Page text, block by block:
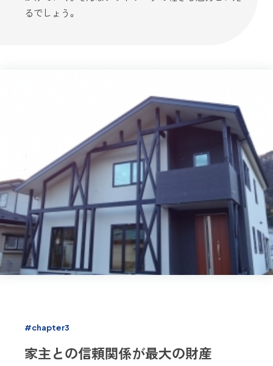
るでしょう。
#chapter3
家主との信頼関係が最大の財産